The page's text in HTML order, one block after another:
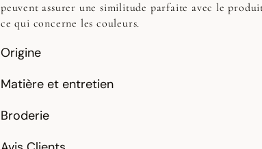
peuvent assurer une similitude parfaite avec le
ce qui concerne les couleurs.
Origine
Matière et entretien
Broderie